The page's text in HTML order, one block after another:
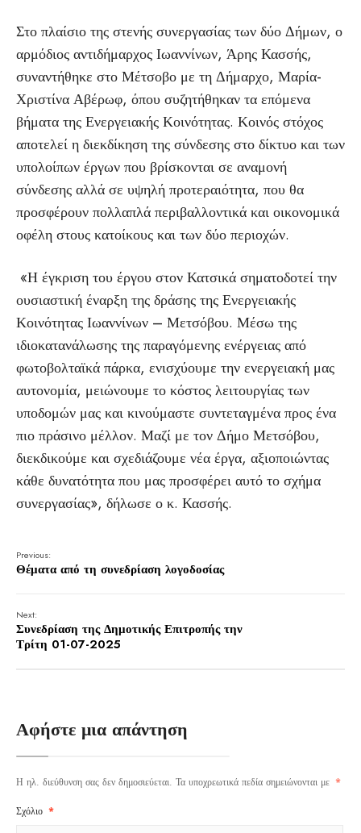
Στο πλαίσιο της στενής συνεργασίας των δύο Δήμων, ο
αρμόδιος αντιδήμαρχος Ιωαννίνων, Άρης Κασσής,
συναντήθηκε στο Μέτσοβο με τη Δήμαρχο, Μαρία-
Χριστίνα Αβέρωφ, όπου συζητήθηκαν τα επόμενα
βήματα της Ενεργειακής Κοινότητας. Κοινός στόχος
αποτελεί η διεκδίκηση της σύνδεσης στο δίκτυο και των
υπολοίπων έργων που βρίσκονται σε αναμονή
σύνδεσης αλλά σε υψηλή προτεραιότητα, που θα
προσφέρουν πολλαπλά περιβαλλοντικά και οικονομικά
οφέλη στους κατοίκους και των δύο περιοχών.
«Η έγκριση του έργου στον Κατσικά σηματοδοτεί την
ουσιαστική έναρξη της δράσης της Ενεργειακής
Κοινότητας Ιωαννίνων – Μετσόβου. Μέσω της
ιδιοκατανάλωσης της παραγόμενης ενέργειας από
φωτοβολταϊκά πάρκα, ενισχύουμε την ενεργειακή μας
αυτονομία, μειώνουμε το κόστος λειτουργίας των
υποδομών μας και κινούμαστε συντεταγμένα προς ένα
πιο πράσινο μέλλον. Μαζί με τον Δήμο Μετσόβου,
διεκδικούμε και σχεδιάζουμε νέα έργα, αξιοποιώντας
κάθε δυνατότητα που μας προσφέρει αυτό το σχήμα
συνεργασίας», δήλωσε ο κ. Κασσής.
Previous:
Θέματα από τη συνεδρίαση λογοδοσίας
Next:
Συνεδρίαση της Δημοτικής Επιτροπής την
Τρίτη 01-07-2025
Αφήστε μια απάντηση
Η ηλ. διεύθυνση σας δεν δημοσιεύεται. Τα υποχρεωτικά πεδία σημειώνονται με *
Σχόλιο *